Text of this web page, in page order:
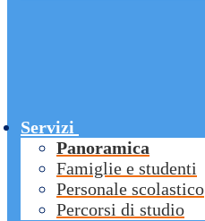
Servizi
Panoramica
Famiglie e studenti
Personale scolastico
Percorsi di studio